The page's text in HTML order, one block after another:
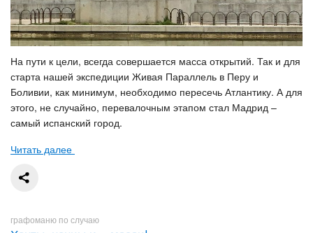
На пути к цели, всегда совершается масса открытий. Так и для
старта нашей экспедиции Живая Параллель в Перу и
Боливии, как минимум, необходимо пересечь Атлантику. А для
этого, не случайно, перевалочным этапом стал Мадрид –
самый испанский город.
Читать далее
графоманю по случаю